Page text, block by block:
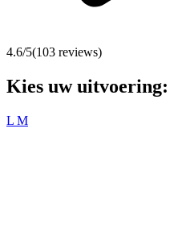
4.6/5(103 reviews)
Kies uw uitvoering:
L M